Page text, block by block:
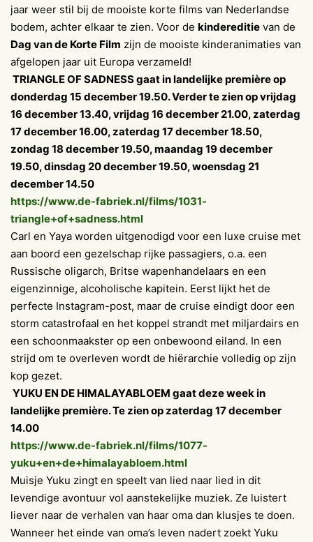
jaar weer stil bij de mooiste korte films van Nederlandse
bodem, achter elkaar te zien. Voor de kindereditie van de
Dag van de Korte Film zijn de mooiste kinderanimaties van
afgelopen jaar uit Europa verzameld!
TRIANGLE OF SADNESS gaat in landelijke première op
donderdag 15 december 19.50. Verder te zien op vrijdag
16 december 13.40, vrijdag 16 december 21.00, zaterdag
17 december 16.00, zaterdag 17 december 18.50,
zondag 18 december 19.50, maandag 19 december
19.50, dinsdag 20 december 19.50, woensdag 21
december 14.50
https://www.de-fabriek.nl/films/1031-
triangle+of+sadness.html
Carl en Yaya worden uitgenodigd voor een luxe cruise met
aan boord een gezelschap rijke passagiers, o.a. een
Russische oligarch, Britse wapenhandelaars en een
eigenzinnige, alcoholische kapitein. Eerst lijkt het de
perfecte Instagram-post, maar de cruise eindigt door een
storm catastrofaal en het koppel strandt met miljardairs en
een schoonmaakster op een onbewoond eiland. In een
strijd om te overleven wordt de hiërarchie volledig op zijn
kop gezet.
YUKU EN DE HIMALAYABLOEM gaat deze week in
landelijke première. Te zien op zaterdag 17 december
14.00
https://www.de-fabriek.nl/films/1077-
yuku+en+de+himalayabloem.html
Muisje Yuku zingt en speelt van lied naar lied in dit
levendige avontuur vol aanstekelijke muziek. Ze luistert
liever naar de verhalen van haar oma dan klusjes te doen.
Wanneer het einde van oma’s leven nadert zoekt Yuku